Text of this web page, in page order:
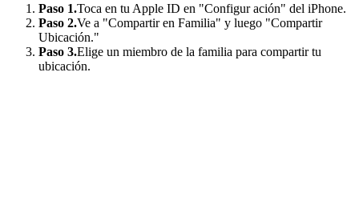
Paso 1.Toca en tu Apple ID en "Configur ación" del iPhone.
Paso 2.Ve a "Compartir en Familia" y luego "Compartir
Ubicación."
Paso 3.Elige un miembro de la familia para compartir tu
ubicación.